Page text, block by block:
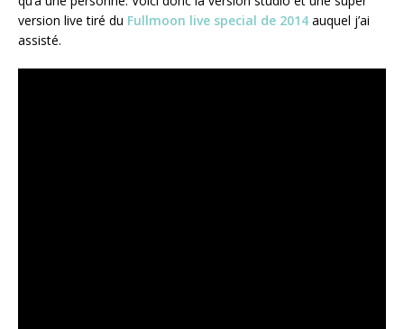
version live tiré du Fullmoon live special de 2014 auquel j’ai
assisté.